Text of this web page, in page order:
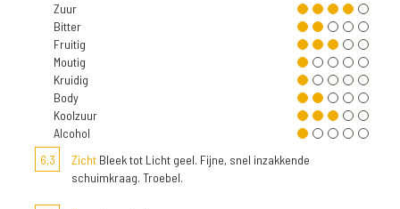
Zuur
Bitter
Fruitig
Moutig
Kruidig
Body
Koolzuur
Alcohol
6,3
Zicht Bleek tot Licht geel. Fijne, snel inzakkende
schuimkraag. Troebel.